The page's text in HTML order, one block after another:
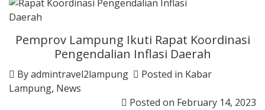
Pemprov Lampung Ikuti Rapat Koordinasi
Pengendalian Inflasi Daerah
Byadmintravel2lampung Posted in Kabar
Lampung, News
Posted on February 14, 2023